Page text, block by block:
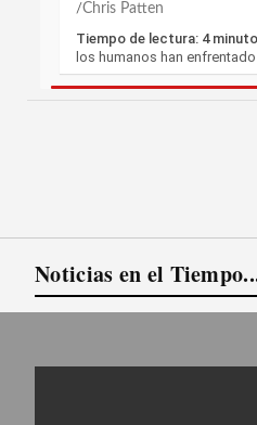
Chris Patten
Tiempo de lectura: 4
los humanos han
entradas
Noticias en el